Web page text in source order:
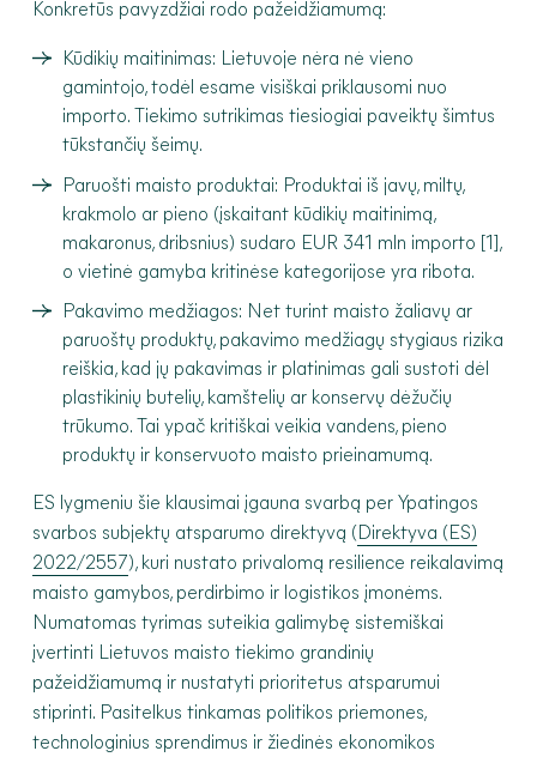
Konkretūs pavyzdžiai rodo pažeidžiamumą:
Kūdikių maitinimas: Lietuvoje nėra nė vieno
gamintojo, todėl esame visiškai priklausomi nuo
importo. Tiekimo sutrikimas tiesiogiai paveiktų šimtus
tūkstančių šeimų.
Paruošti maisto produktai: Produktai iš javų, miltų,
krakmolo ar pieno (įskaitant kūdikių maitinimą,
makaronus, dribsnius) sudaro EUR 341 mln importo [1],
o vietinė gamyba kritinėse kategorijose yra ribota.
Pakavimo medžiagos: Net turint maisto žaliavų ar
paruoštų produktų, pakavimo medžiagų stygiaus rizika
reiškia, kad jų pakavimas ir platinimas gali sustoti dėl
plastikinių butelių, kamštelių ar konservų dėžučių
trūkumo. Tai ypač kritiškai veikia vandens, pieno
produktų ir konservuoto maisto prieinamumą.
ES lygmeniu šie klausimai įgauna svarbą per Ypatingos
svarbos subjektų atsparumo direktyvą (Direktyva (ES)
2022/2557), kuri nustato privalomą resilience reikalavimą
maisto gamybos, perdirbimo ir logistikos įmonėms.
Numatomas tyrimas suteikia galimybę sistemiškai
įvertinti Lietuvos maisto tiekimo grandinių
pažeidžiamumą ir nustatyti prioritetus atsparumui
stiprinti. Pasitelkus tinkamas politikos priemones,
technologinius sprendimus ir žiedinės ekonomikos